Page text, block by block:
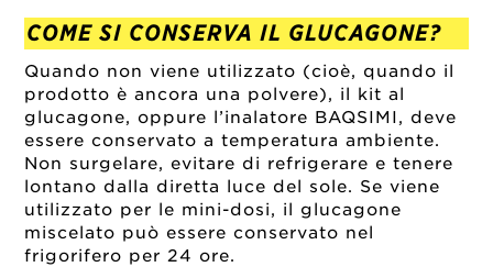
COME SI CONSERVA IL GLUCAGONE?
Quando non viene utilizzato (cioè, quando il
prodotto è ancora una polvere), il kit al
glucagone, oppure l’inalatore BAQSIMI, deve
essere conservato a temperatura ambiente.
Non surgelare, evitare di refrigerare e tenere
lontano dalla diretta luce del sole. Se viene
utilizzato per le mini-dosi, il glucagone
miscelato può essere conservato nel
frigorifero per 24 ore.